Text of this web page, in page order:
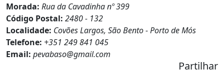
Morada: Rua da Cavadinha nº 399
Código Postal: 2480 - 132
Localidade: Covões Largos, São Bento - Porto de Mós
Telefone: +351 249 841 045
Email: pevabaso@gmail.com
Partilhar